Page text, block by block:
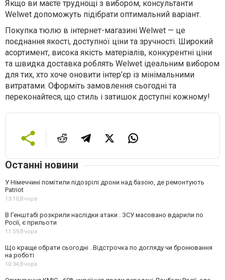
Якщо ви маєте труднощі з вибором, консультанти
Welwet допоможуть підібрати оптимальний варіант.
Покупка тюлю в інтернет-магазині Welwet — це
поєднання якості, доступної ціни та зручності. Широкий
асортимент, висока якість матеріалів, конкурентні ціни
та швидка доставка роблять Welwet ідеальним вибором
для тих, хто хоче оновити інтер’єр із мінімальними
витратами. Оформіть замовлення сьогодні та
переконайтеся, що стиль і затишок доступні кожному!
Останні новини
У Німеччині помітили підозрілі дрони над базою, де ремонтують
Patriot
13:10,Вчора
В Генштабі розкрили наслідки атаки . ЗСУ масовано вдарили по
Росії, є прильоти
11:59,Вчора
Що краще обрати сьогодні . Відстрочка по догляду чи бронювання
на роботі
10:34,Вчора